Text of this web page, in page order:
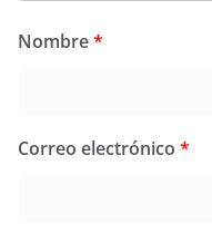
Nombre*
Correo electrónico *